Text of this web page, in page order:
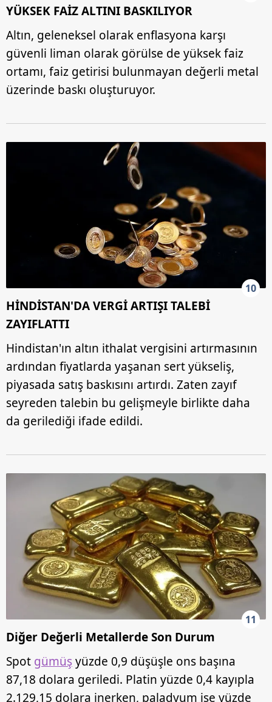
YÜKSEK FAİZ ALTINI BASKILIYOR
Altın, geleneksel olarak enflasyona karşı
güvenli liman olarak görülse de yüksek faiz
ortamı, faiz getirisi bulunmayan değerli metal
üzerinde baskı oluşturuyor.
10
HİNDİSTAN'DA VERGİ ARTIŞI TALEBİ
ZAYIFLATTI
Hindistan'ın altın ithalat vergisini artırmasının
ardından fiyatlarda yaşanan sert yükseliş,
piyasada satış baskısını artırdı. Zaten zayıf
seyreden talebin bu gelişmeyle birlikte daha
da gerilediği ifade edildi.
11
Diğer Değerli Metallerde Son Durum
Spot gümüşyüzde 0,9 düşüşle ons başına
87,18 dolara geriledi. Platin yüzde 0,4 kayıpla
2.129,15 dolara inerken, paladyum ise yüzde